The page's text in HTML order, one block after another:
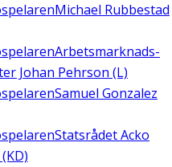
Michael Rubbestad
Arbetsmarknads-
Johan Pehrson (L)
Samuel Gonzalez
Statsrådet Acko